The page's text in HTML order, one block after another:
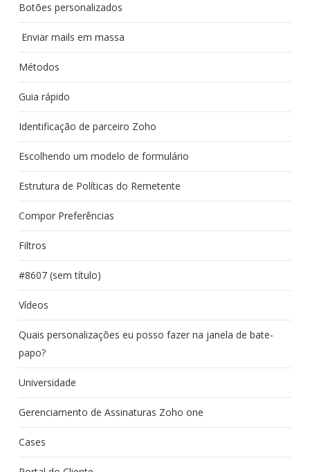
Botões personalizados
Enviar mails em massa
Métodos
Guia rápido
Identificação de parceiro Zoho
Escolhendo um modelo de formulário
Estrutura de Políticas do Remetente
Compor Preferências
Filtros
#8607 (sem título)
Vídeos
Quais personalizações eu posso fazer na janela de bate-
papo?
Universidade
Gerenciamento de Assinaturas Zoho one
Cases